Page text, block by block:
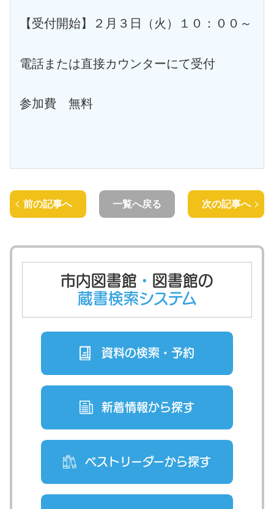
【受付開始】２月３日（火）１０：００～
電話または直接カウンターにて受付
参加費 無料
前の記事へ 一覧へ戻る 次の記事へ
市内図書館 ・ 図書館の
蔵書検索システム
資料の検索・ 予約
新着情報から探す
ベストリーダーから探す